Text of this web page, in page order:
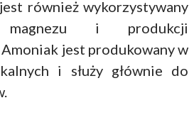
również wykorzystywany
i produkcji
jest produkowany w
i służy głównie do